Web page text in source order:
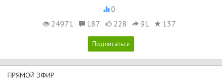
0
24971
187 228 91 137
ПРЯМОЙ ЭФИР